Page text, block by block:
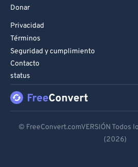
Donar
Privacidad
Términos
Seguridad y cumplimiento
Contacto
status
Español
© FreeConvert.comVERSIÓN Todos
(2026)